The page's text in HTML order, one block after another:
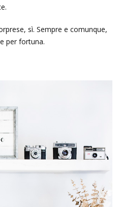
sì. Sempre e comunque,
per fortuna.